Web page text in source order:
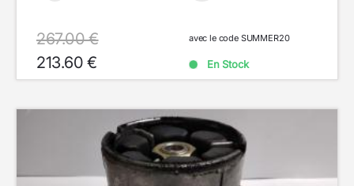
267.00 €
213.60 €
avec le code SUMMER20
En Stock